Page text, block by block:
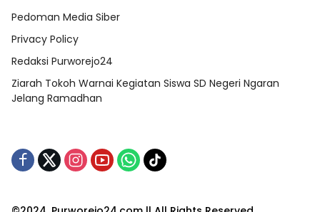
Pedoman Media Siber
Privacy Policy
Redaksi Purworejo24
Ziarah Tokoh Warnai Kegiatan Siswa SD Negeri Ngaran
Jelang Ramadhan